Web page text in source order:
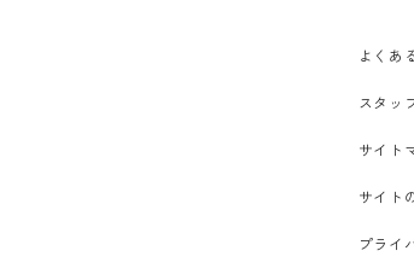
よくあ
スタッ
サイト
サイト
プライ